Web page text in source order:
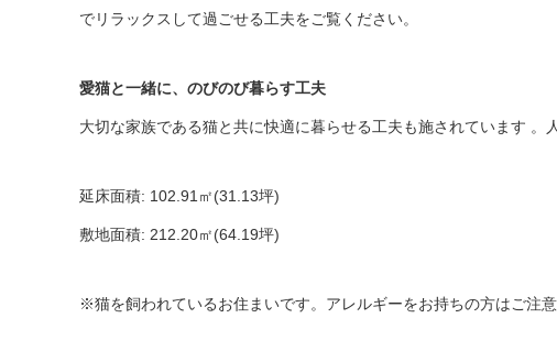
でリラックスして過ごせる工夫をご覧ください。
愛猫と一緒に、のびのび暮らす工夫
大切な家族である猫と共に快適に暮らせる工夫も施されています 。
延床面積: 102.91㎡(31.13坪)
敷地面積: 212.20㎡(64.19坪)
※猫を飼われているお住まいです。アレルギーをお持ちの方はご注意